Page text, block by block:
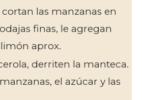
cortan las manzanas en
finas, le agregan
aprox.
derriten la manteca.
el azúcar y las